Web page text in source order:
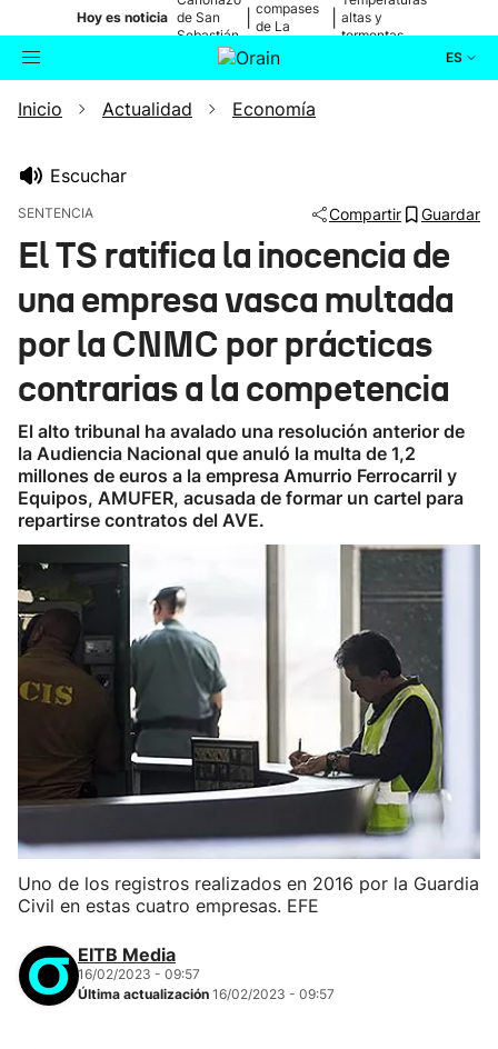
Hoy es noticia de San
Sebastián
compases
de La
altas y
tormentas
ES
Buscador Actualidad
Ikusmiran
Eguraldia
Inicio Actualidad Economía
Escuchar
SENTENCIA Compartir Guardar
El TS ratifica la inocencia de
una empresa vasca multada
por la CNMC por prácticas
contrarias a la competencia
El alto tribunal ha avalado una resolución anterior de
la Audiencia Nacional que anuló la multa de 1,2
millones de euros a la empresa Amurrio Ferrocarril y
Equipos, AMUFER, acusada de formar un cartel para
repartirse contratos del AVE.
Uno de los registros realizados en 2016 por la Guardia
Civil en estas cuatro empresas. EFE
EITB Media
16/02/2023 - 09:57
Última actualización 16/02/2023 - 09:57